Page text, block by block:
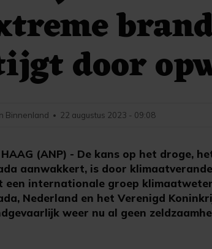
door
HAAG (ANP) - De kans op het droge,
aanwakkert, is door
een internationale groep
Nederland en het Verenigd
weer nu al geen
Binnenland • 22 augustus 2023 - 09:08